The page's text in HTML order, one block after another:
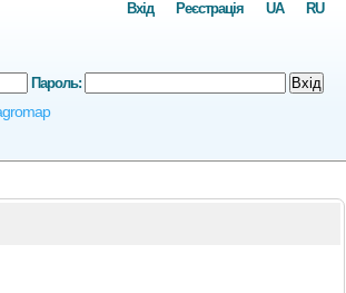
RU
UA
Реєстрація
Вхід
Пароль: Вхід